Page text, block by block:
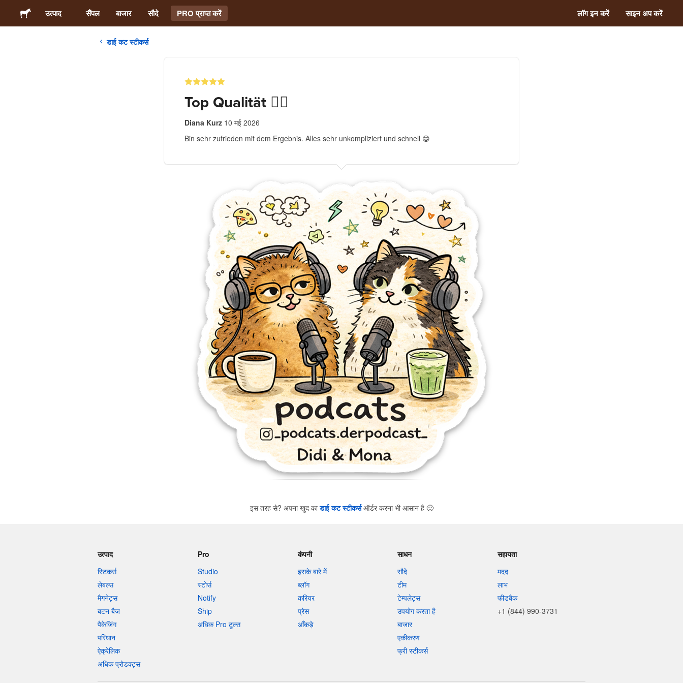
उत्पाद सैंपल बाजार सौदे PRO प्राप्त करें लॉग इन करें साइन अप करें
डाई कट स्टीकर्स
Top Qualität 👍🏻
Diana Kurz 10 मई 2026
Bin sehr zufrieden mit dem Ergebnis. Alles sehr unkompliziert und schnell 😁
इस तरह से? अपना खुद काडाई कट स्टीकर्सऑर्डर करना भी आसान है 🙂
उत्पाद
स्टिकर्स
लेबल्स
मैगनेट्स
बटन बैज
पैकेजिंग
परिधान
ऐक्रेलिक
अधिक प्रोडक्ट्स
Pro
Studio
स्टोर्स
Notify
Ship
अधिक Pro टूल्स
कंपनी
इसके बारे में
ब्लॉग
करियर
प्रेस
आँकड़े
साधन
सौदे
टीम
टेम्पलेट्स
उपयोग करता है
बाजार
एकीकरण
फ्री स्टीकर्स
सहायता
मदद
लाभ
फीडबैक
+1 (844) 990-3731